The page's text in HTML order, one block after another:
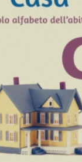
AGGIUNGI AL CARRELLO